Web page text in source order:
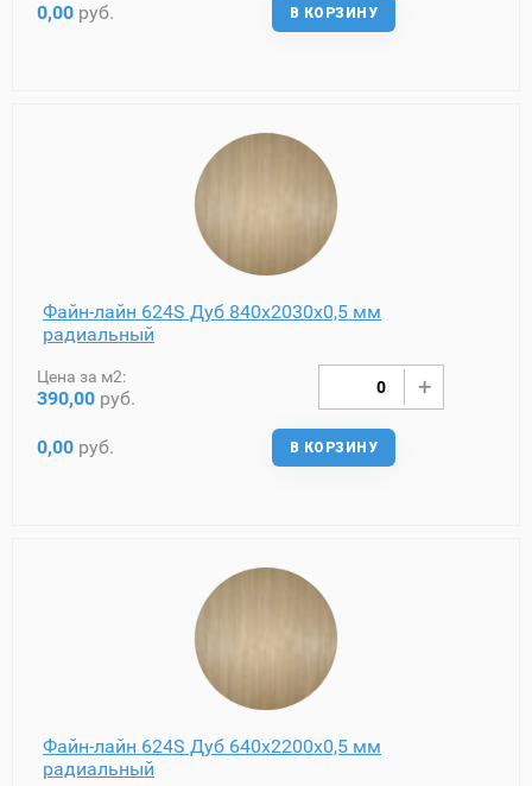
0,00 руб. В КОРЗИНУ
Файн-лайн 624S Дуб 840х2030х0,5 мм
радиальный
Цена за м2:
390,00 руб.
0,00 руб. В КОРЗИНУ
Файн-лайн 624S Дуб 640х2200х0,5 мм
радиальный